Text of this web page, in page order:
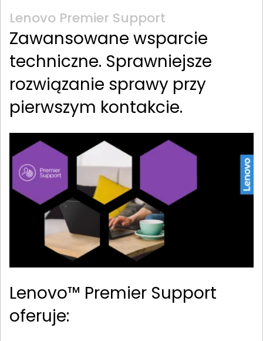
Lenovo Premier Support
Zawansowane wsparcie
techniczne. Sprawniejsze
rozwiązanie sprawy przy
pierwszym kontakcie.
Lenovo™ Premier Support
oferuje: